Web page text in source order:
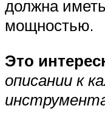
должна
мощностью.
Это
описании к